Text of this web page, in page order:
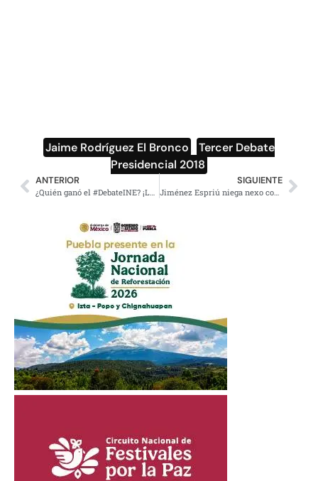
Jaime Rodríguez El Bronco
Tercer Debate
Presidencial 2018
ANTERIOR
¿Quién ganó el #DebateINE? ¡Los memes!, dicen los internautas
SIGUIENTE
Jiménez Espriú niega nexo con Odebrecht; ‘es una difamación de Meade’